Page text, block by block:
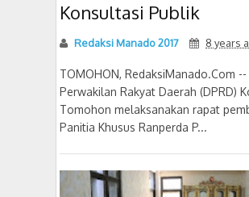
Konsultasi Publik
Redaksi Manado 2017 8 years
TOMOHON, RedaksiManado.Com
Perwakilan Rakyat Daerah (DPRD)
Tomohon melaksanakan rapat
Panitia Khusus Ranperda P...